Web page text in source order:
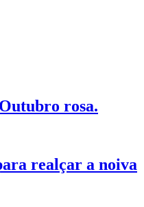
rosa.
realçar a noiva